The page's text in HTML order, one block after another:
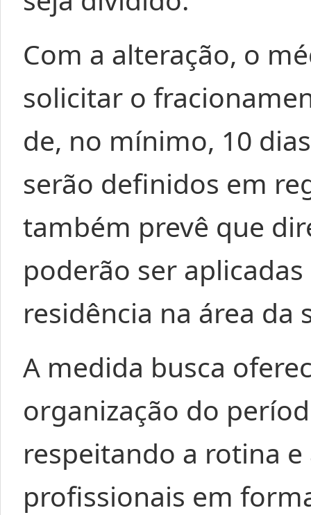
Com a alteração, o
solicitar o
de, no mínimo, 10
serão definidos em
também prevê que
poderão ser
residência na área da
A medida busca
organização do
respeitando a rotina
profissionais em